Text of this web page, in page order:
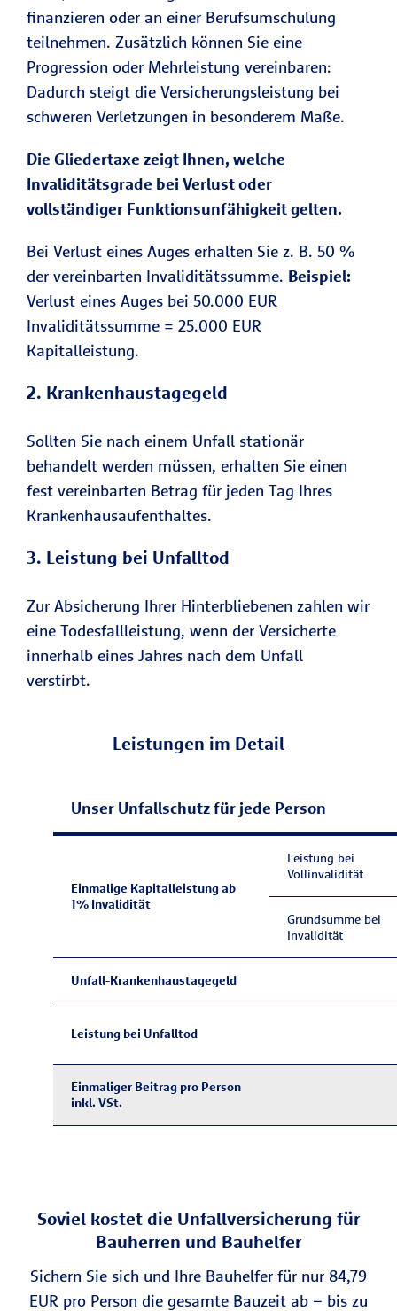
finanzieren oder an einer Berufsumschulung
teilnehmen. Zusätzlich können Sie eine
Progression oder Mehrleistung vereinbaren:
Dadurch steigt die Versicherungsleistung bei
schweren Verletzungen in besonderem Maße.
Die Gliedertaxe zeigt Ihnen, welche
Invaliditätsgrade bei Verlust oder
vollständiger Funktionsunfähigkeit gelten.
Bei Verlust eines Auges erhalten Sie z. B. 50 %
der vereinbarten Invaliditätssumme. Beispiel:
Verlust eines Auges bei 50.000 EUR
Invaliditätssumme = 25.000 EUR
Kapitalleistung.
2. Krankenhaustagegeld
Sollten Sie nach einem Unfall stationär
behandelt werden müssen, erhalten Sie einen
fest vereinbarten Betrag für jeden Tag Ihres
Krankenhausaufenthaltes.
3. Leistung bei Unfalltod
Zur Absicherung Ihrer Hinterbliebenen zahlen wir
eine Todesfallleistung, wenn der Versicherte
innerhalb eines Jahres nach dem Unfall
verstirbt.
Leistungen im Detail
Unser Unfallschutz für jede Person
Einmalige Kapitalleistung ab
1% Invalidität
Leistung bei
Vollinvalidität
Grundsumme bei
Invalidität
Unfall-Krankenhaustagegeld
Leistung bei Unfalltod
Einmaliger Beitrag pro Person
inkl. VSt.
Soviel kostet die Unfallversicherung für
Bauherren und Bauhelfer
Sichern Sie sich und Ihre Bauhelfer für nur 84,79
EUR pro Person die gesamte Bauzeit ab – bis zu